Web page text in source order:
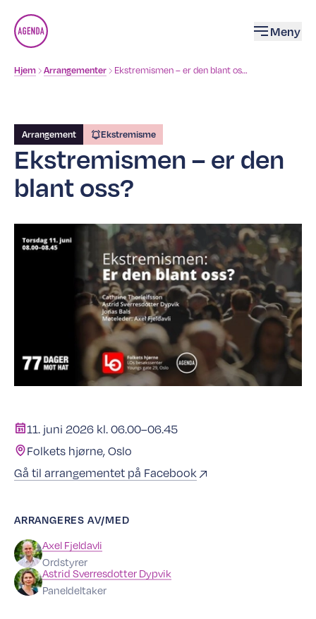
Åpne
Meny
Brødsmulesti
Hjem Arrangementer Ekstremismen – er den blant oss?
Arrangement Ekstremisme
Ekstremismen – er den
blant oss?
11. juni 2026 kl. 06.00–06.45
Folkets hjørne, Oslo
Gå til arrangementet på Facebook
ARRANGERES AV/MED
Axel Fjeldavli
Ordstyrer
Astrid Sverresdotter Dypvik
Paneldeltaker